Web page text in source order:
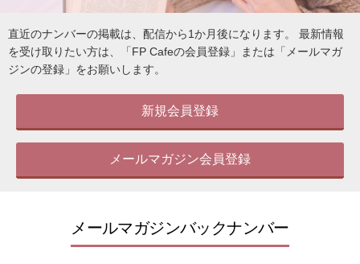
直近のナンバーの掲載は、配信から1か月後になります。
最新情報
を受け取りたい方は、「FP Cafeの会員登録」または「メールマガ
ジンの登録」をお願いします。
新規会員登録
メールマガジン会員登録
メールマガジンバックナンバー